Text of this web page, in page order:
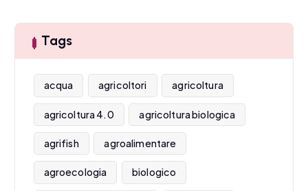
Tags
acqua agricoltori agricoltura
agricoltura 4.0 agricoltura biologica
agrifish agroalimentare
agroecologia biologico